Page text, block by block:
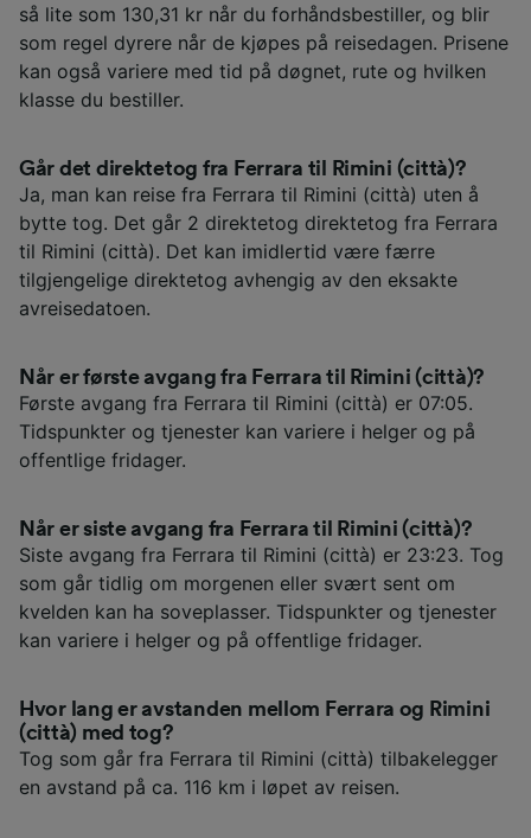
så lite som 130,31 kr når du forhåndsbestiller, og blir
som regel dyrere når de kjøpes på reisedagen. Prisene
kan også variere med tid på døgnet, rute og hvilken
klasse du bestiller.
Går det direktetog fra Ferrara til Rimini (città)?
Ja, man kan reise fra Ferrara til Rimini (città) uten å
bytte tog. Det går 2 direktetog direktetog fra Ferrara
til Rimini (città). Det kan imidlertid være færre
tilgjengelige direktetog avhengig av den eksakte
avreisedatoen.
Når er første avgang fra Ferrara til Rimini (città)?
Første avgang fra Ferrara til Rimini (città) er 07:05.
Tidspunkter og tjenester kan variere i helger og på
offentlige fridager.
Når er siste avgang fra Ferrara til Rimini (città)?
Siste avgang fra Ferrara til Rimini (città) er 23:23. Tog
som går tidlig om morgenen eller svært sent om
kvelden kan ha soveplasser. Tidspunkter og tjenester
kan variere i helger og på offentlige fridager.
Hvor lang er avstanden mellom Ferrara og Rimini
(città) med tog?
Tog som går fra Ferrara til Rimini (città) tilbakelegger
en avstand på ca. 116 km i løpet av reisen.